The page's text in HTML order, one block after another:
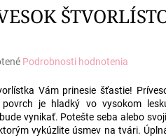
Podrobnosti hodnotenia
Vám prinesie šťastie!
je hladký vo vysokom
vynikať. Potešte seba alebo
vykúzlite úsmev na tvári.